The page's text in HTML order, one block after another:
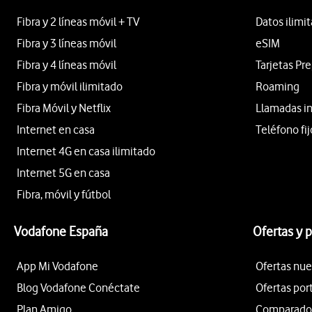
Fibra y 2 líneas móvil + TV
Fibra y 3 líneas móvil
Fibra y 4 líneas móvil
Fibra y móvil ilimitado
Fibra Móvil y Netflix
Internet en casa
Internet 4G en casa ilimitado
Internet 5G en casa
Fibra, móvil y fútbol
Datos
eSIM
Tarjetas
Roaming
Llamadas
Teléfono
Vodafone España
App Mi Vodafone
Blog Vodafone Conéctate
Plan Amigo
Ofertas y
Ofertas
Ofertas